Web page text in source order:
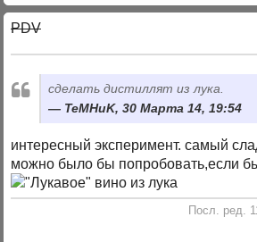
PDV
сделать дистиллят из лука.
TeMHuK, 30 Марта 14, 19:54
интересный эксперимент. самый
можно было бы попробовать,если
Посл. ред.